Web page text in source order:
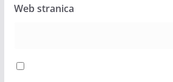
Web stranica